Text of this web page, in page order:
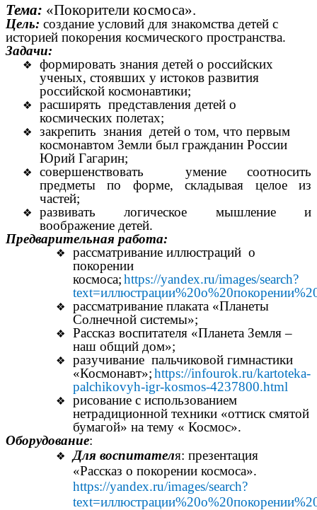
Тема: «Покорители космоса».
Цель: создание условий для знакомства детей с
историей покорения космического пространства.
Задачи:
формировать знания детей о российских
ученых, стоявших у истоков развития
российской космонавтики;
расширять представления детей о
космических полетах;
закрепить знания детей о том, что первым
космонавтом Земли был гражданин России
Юрий Гагарин;
совершенствовать умение соотносить
предметы по форме, складывая целое из
частей;
развивать логическое мышление и
воображение детей.
Предварительная работа:
рассматривание иллюстраций о
покорении
космоса; https://yandex.ru/images/search?
рассматривание плаката «Планеты
Солнечной системы»;
Рассказ воспитателя «Планета Земля –
наш общий дом»;
разучивание пальчиковой гимнастики
«Космонавт»; https://infourok.ru/kartoteka-
palchikovyh-igr-kosmos-4237800.html
рисование с использованием
нетрадиционной техники «оттиск смятой
бумагой» на тему « Космос».
Оборудование:
Для воспитателя: презентация
«Рассказ о покорении космоса».
https://yandex.ru/images/search?